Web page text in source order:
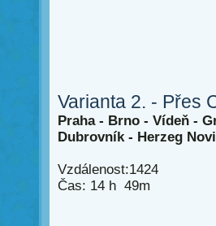
Varianta 2. - Přes
Praha - Brno - Vídeň -
Dubrovník - Herzeg
Vzdálenost:1424
Čas: 14 h 49m